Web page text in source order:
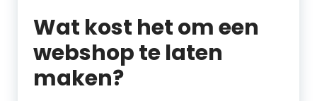
Wat kost het om een
webshop te laten
maken?